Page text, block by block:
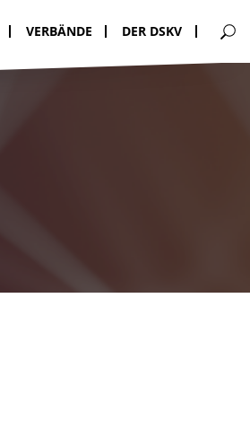
VERBÄNDE DER DSKV